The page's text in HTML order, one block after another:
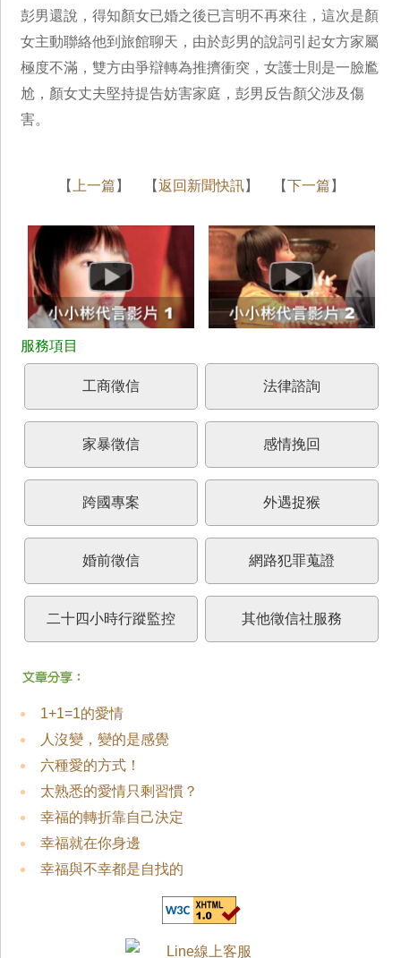
彭男還說，得知顏女已婚之後已言明不再來往，這次是顏
女主動聯絡他到旅館聊天，由於彭男的說詞引起女方家屬
極度不滿，雙方由爭辯轉為推擠衝突，女護士則是一臉尷
尬，顏女丈夫堅持提告妨害家庭，彭男反告顏父涉及傷
害。
【 上一篇 】 【返回新聞快訊】 【下一篇 】
工商徵信 法律諮詢
家暴徵信 感情挽回
跨國專案 外遇捉猴
婚前徵信 網路犯罪蒐證
二十四小時行蹤監控 其他徵信社服務
1+1=1的愛情
人沒變，變的是感覺
六種愛的方式！
太熟悉的愛情只剩習慣？
幸福的轉折靠自己決定
幸福就在你身邊
幸福與不幸都是自找的